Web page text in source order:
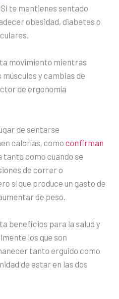
te mantienes sentado
obesidad, diabetes o
movimiento mientras
y cambias de
de ergonomía
de sentarse
calorías, comoconfirman
tanto como cuando se
de correr o
sí que produce un gasto de
de peso.
beneficios para la salud y
los que son
tanto erguido como
de estar en las dos